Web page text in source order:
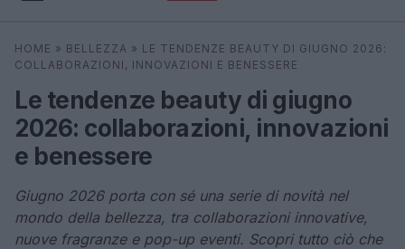
Cerca ⌕ ×
HOME » BELLEZZA » LE TENDENZE BEAUTY DI GIUGNO 2026:
COLLABORAZIONI, INNOVAZIONI E BENESSERE
Le tendenze beauty di giugno
2026: collaborazioni, innovazioni
e benessere
Giugno 2026 porta con sé una serie di novità nel
mondo della bellezza, tra collaborazioni innovative,
nuove fragranze e pop-up eventi. Scopri tutto ciò che